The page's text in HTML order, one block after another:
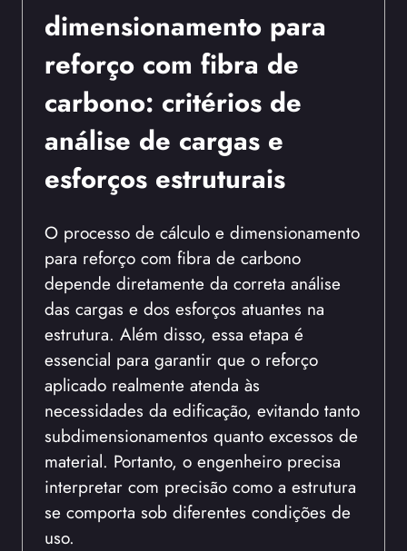
dimensionamento para
reforço com fibra de
carbono: critérios de
análise de cargas e
esforços estruturais
O processo de cálculo e dimensionamento
para reforço com fibra de carbono
depende diretamente da correta análise
das cargas e dos esforços atuantes na
estrutura. Além disso, essa etapa é
essencial para garantir que o reforço
aplicado realmente atenda às
necessidades da edificação, evitando tanto
subdimensionamentos quanto excessos de
material. Portanto, o engenheiro precisa
interpretar com precisão como a estrutura
se comporta sob diferentes condições de
uso.